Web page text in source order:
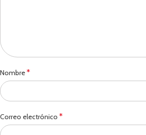
Nombre*
Correo electrónico *